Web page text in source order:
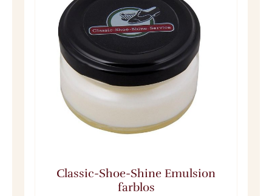
Classic-Shoe-Shine Emulsion
farblos